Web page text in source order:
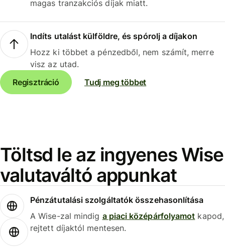
magas tranzakciós díjak miatt.
Indíts utalást külföldre, és spórolj a díjakon
Hozz ki többet a pénzedből, nem számít, merre
visz az utad.
Regisztráció
Tudj meg többet
Töltsd le az ingyenes Wise
valutaváltó appunkat
Pénzátutalási szolgáltatók összehasonlítása
A Wise-zal mindig a piaci középárfolyamot kapod,
rejtett díjaktól mentesen.